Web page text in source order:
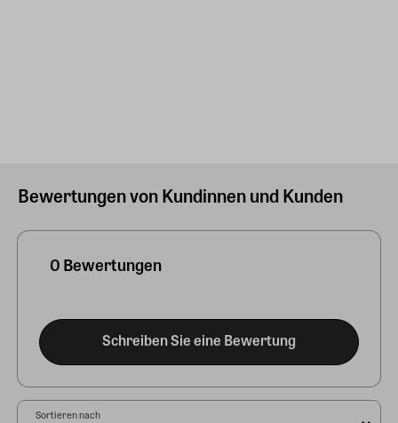
Bewertungen von Kundinnen und Kunden
0 Bewertungen
Schreiben Sie eine Bewertung
Sortieren nach